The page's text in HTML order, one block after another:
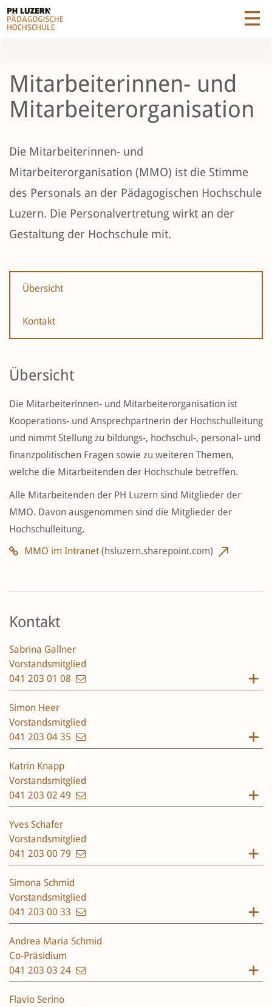
Mitarbeiterinnen- und
Mitarbeiterorganisation
Die Mitarbeiterinnen- und
Mitarbeiterorganisation (MMO) ist die Stimme
des Personals an der Pädagogischen Hochschule
Luzern. Die Personalvertretung wirkt an der
Gestaltung der Hochschule mit.
Übersicht
Kontakt
Übersicht
Die Mitarbeiterinnen- und Mitarbeiterorganisation ist
Kooperations- und Ansprechpartnerin der Hochschulleitung
und nimmt Stellung zu bildungs-, hochschul-, personal- und
finanzpolitischen Fragen sowie zu weiteren Themen,
welche die Mitarbeitenden der Hochschule betreffen.
Alle Mitarbeitenden der PH Luzern sind Mitglieder der
MMO. Davon ausgenommen sind die Mitglieder der
Hochschulleitung.
MMO im Intranet(hsluzern.sharepoint.com)
Kontakt
Sabrina Gallner
Vorstandsmitglied
041 203 01 08
Simon Heer
Vorstandsmitglied
041 203 04 35
Katrin Knapp
Vorstandsmitglied
041 203 02 49
Yves Schafer
Vorstandsmitglied
041 203 00 79
Simona Schmid
Vorstandsmitglied
041 203 00 33
Andrea Maria Schmid
Co-Präsidium
041 203 03 24
Flavio Serino